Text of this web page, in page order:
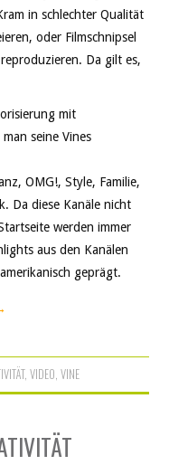
in schlechter Qualität
oder Filmschnipsel
Da gilt es,
mit
seine Vines
OMG!, Style, Familie,
Da diese Kanäle nicht
werden immer
aus den Kanälen
geprägt.
, VIDEO VINE